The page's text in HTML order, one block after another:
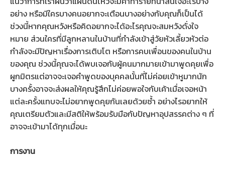
อย่าง หรือมีใครบางคนอยากจะเตือนบางอย่างกับคุณก็เป็นได้
ช่วงนี้หากคุณหวังหรือคิดอยากจะได้อะไรคุณจะสมหวังดั่งใจ
หมาย ส่วนใครที่มีลูกหลานในบ้านที่กำลังเข้าสู่วัยหัวเลี้ยวหัวต่อ
กำลังจะมีปัญหาเรื่องการเติบโต หรือการคบเพื่อนของคนในบ้าน
ของคุณ ช่วงนี้คุณจะได้พบเจอกับผู้คนมากมายเข้ามาพูดคุยเพื่อ
ผูกมิตรแต่อาจจะเจอคำพูดของบุคคลนั้นที่ไม่ค่อยเข้าหูมากนัก
บางครั้งอาจจะส่งผลให้คุณรู้สึกไม่ค่อยพอใจกับเค้าเมื่อเจอหน้า
แต่ละครั้งแทบจะไม่อยากพูดคุยกันเลยด้วยซ้ำ อย่างไรอยากให้
คุณเตรียมตัวและมีสติให้พร้อมรับมือกับปัญหาอุปสรรคต่าง ๆ ที่
อาจจะเข้ามาได้ทุกเมื่อนะ
การงาน